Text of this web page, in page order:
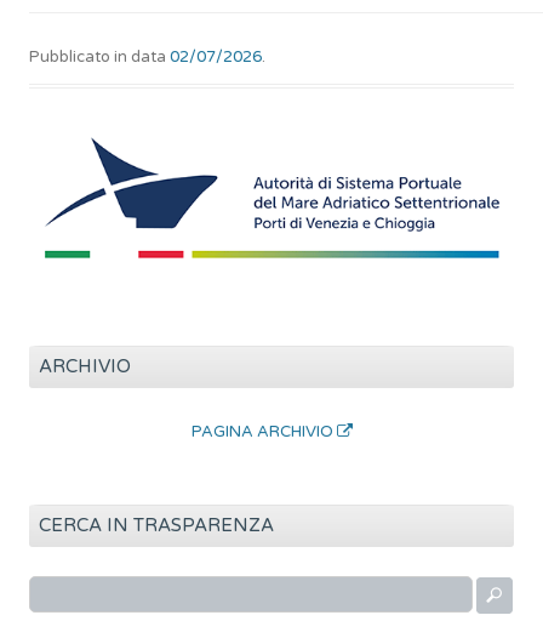
Pubblicato in data 02/07/2026.
ARCHIVIO
PAGINA ARCHIVIO
CERCA IN TRASPARENZA